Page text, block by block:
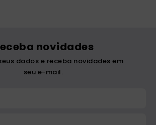
novidades
dados e receba novidades em
seu e-mail.